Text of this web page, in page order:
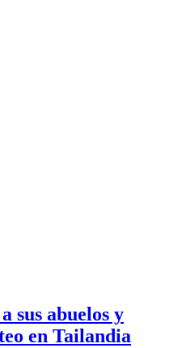
sus abuelos y
en Tailandia